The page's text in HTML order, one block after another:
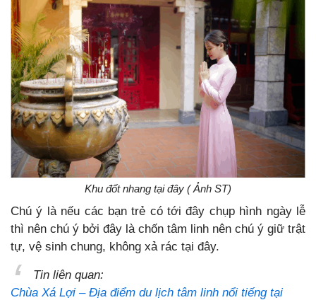
Khu đốt nhang tại đây ( Ảnh ST)
Chú ý là nếu các bạn trẻ có tới đây chụp hình ngày lễ
thì nên chú ý bởi đây là chốn tâm linh nên chú ý giữ trật
tự, vệ sinh chung, không xả rác tại đây.
Tin liên quan:
Chùa Xá Lợi – Địa điểm du lịch tâm linh nổi tiếng tại